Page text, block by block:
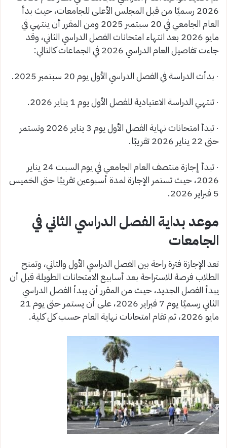
2026 رسميًا من قبل المجلس الأعلى للجامعات، حيث بدأ
العام الجامعي في 20 سبتمبر 2025 ومن المقرر أن ينتهي في
مايو 2026 بعد انتهاء امتحانات الفصل الدراسي الثاني، وقد
جاءت تفاصيل العام الدراسي 2026 في الجماعات كالتالي:
٠ بدأت الدراسة في الفصل الدراسي الأول يوم 20 سبتمبر 2025.
٠ تنتهي الدراسة الاعتيادية للفصل الأول يوم 1 يناير 2026.
٠ تبدأ امتحانات نهاية الفصل الأول يوم 3 يناير 2026 وتستمر
حتى 22 يناير 2026 تقريبًا.
٠ تبدأ إجازة منتصف العام الجامعي في يوم السبت 24 يناير
2026، حيث تستمر الإجازة لمدة أسبوعين تقريبًا حتى الخميس
5 فبراير 2026.
موعد بداية الفصل الدراسي الثاني في
الجامعات
تعد الإجازة فترة راحة بين الفصل الدراسي الأول والثاني، وتمنح
الطلاب فرصة للاستراحة بعد أسابيع الامتحانات الطويلة قبل أن
يبدأ الفصل الجديد، حيث من المقرر أن يبدأ الفصل الدراسي
الثاني رسميًا يوم 7 فبراير 2026، على أن يستمر حتى يوم 21
مايو 2026، ثم تقام امتحانات نهاية العام حسب كل كلية.